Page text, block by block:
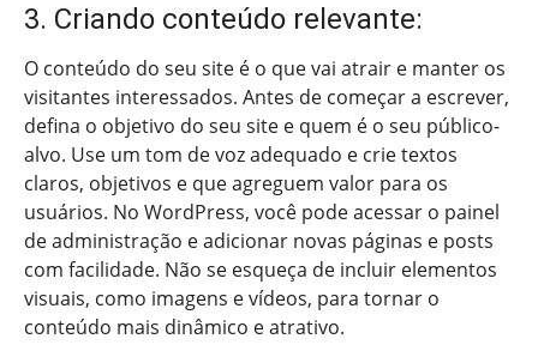
3. Criando conteúdo relevante:
O conteúdo do seu site é o que vai atrair e manter os
visitantes interessados. Antes de começar a escrever,
defina o objetivo do seu site e quem é o seu público-
alvo. Use um tom de voz adequado e crie textos
claros, objetivos e que agreguem valor para os
usuários. No WordPress, você pode acessar o painel
de administração e adicionar novas páginas e posts
com facilidade. Não se esqueça de incluir elementos
visuais, como imagens e vídeos, para tornar o
conteúdo mais dinâmico e atrativo.